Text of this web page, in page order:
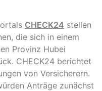
CHECK24 stellen
die sich in einem
Provinz Hubei
CHECK24 berichtet
von Versicherern.
Anträge zunächst